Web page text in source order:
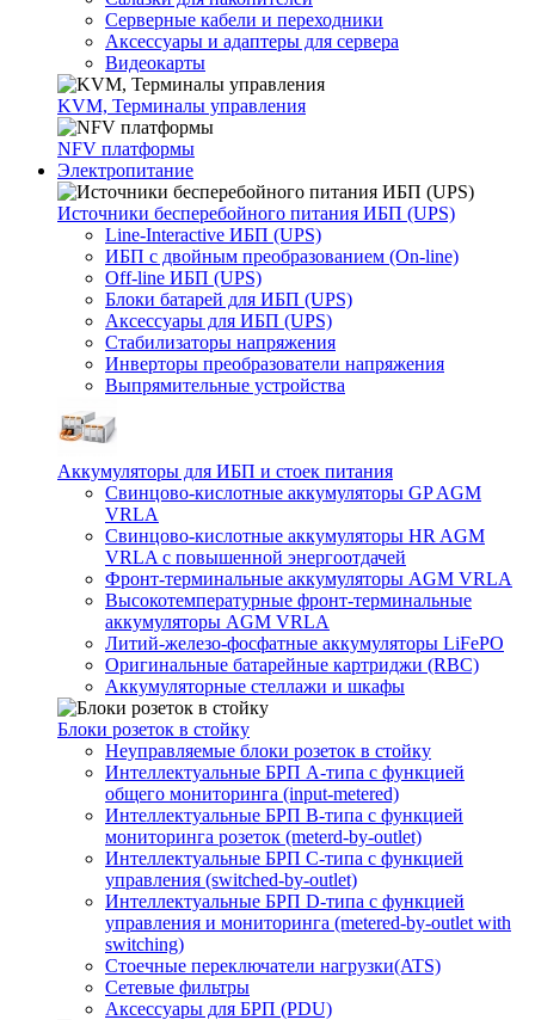
Серверные кабели и переходники
Аксессуары и адаптеры для сервера
Видеокарты
KVM, Терминалы управления
NFV платформы
Электропитание
Источники бесперебойного питания ИБП (UPS)
Line-Interactive ИБП (UPS)
ИБП с двойным преобразованием (On-line)
Off-line ИБП (UPS)
Блоки батарей для ИБП (UPS)
Аксессуары для ИБП (UPS)
Стабилизаторы напряжения
Инверторы преобразователи напряжения
Выпрямительные устройства
Аккумуляторы для ИБП и стоек питания
Свинцово-кислотные аккумуляторы GP AGM
VRLA
Свинцово-кислотные аккумуляторы HR AGM
VRLA с повышенной энергоотдачей
Фронт-терминальные аккумуляторы AGM VRLA
Высокотемпературные фронт-терминальные
аккумуляторы AGM VRLA
Литий-железо-фосфатные аккумуляторы LiFePO
Оригинальные батарейные картриджи (RBC)
Аккумуляторные стеллажи и шкафы
Блоки розеток в стойку
Неуправляемые блоки розеток в стойку
Интеллектуальные БРП А-типа с функцией
общего мониторинга (input-metered)
Интеллектуальные БРП B-типа с функцией
мониторинга розеток (meterd-by-outlet)
Интеллектуальные БРП C-типа с функцией
управления (switched-by-outlet)
Интеллектуальные БРП D-типа с функцией
управления и мониторинга (metered-by-outlet with
switching)
Стоечные переключатели нагрузки(ATS)
Сетевые фильтры
Аксессуары для БРП (PDU)